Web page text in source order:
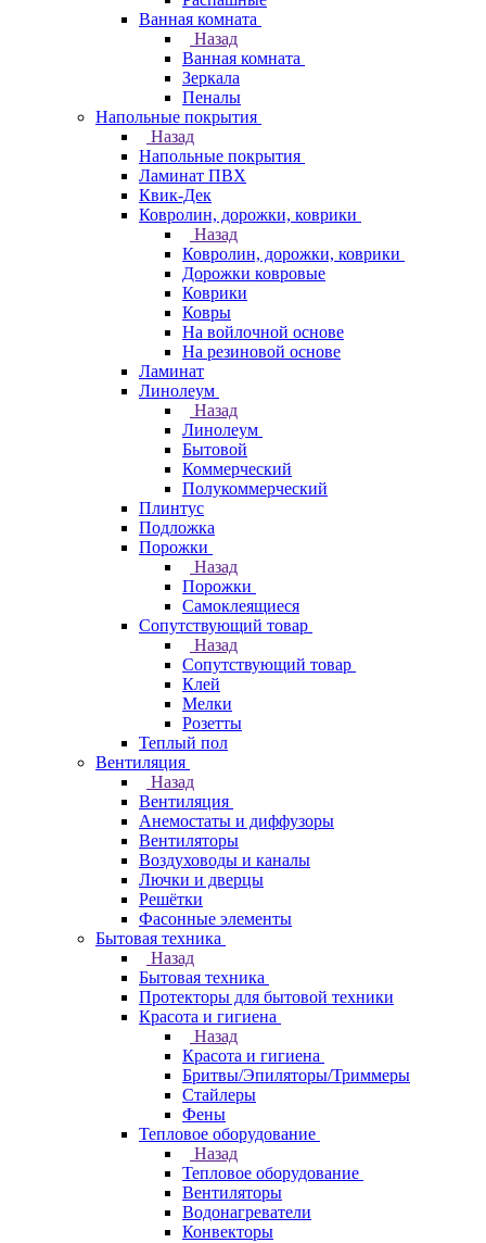
Ванная комната
Назад
Ванная комната
Зеркала
Пеналы
Напольные покрытия
Назад
Напольные покрытия
Ламинат ПВХ
Квик-Дек
Ковролин, дорожки, коврики
Назад
Ковролин, дорожки, коврики
Дорожки ковровые
Коврики
Ковры
На войлочной основе
На резиновой основе
Ламинат
Линолеум
Назад
Линолеум
Бытовой
Коммерческий
Полукоммерческий
Плинтус
Подложка
Порожки
Назад
Порожки
Самоклеящиеся
Сопутствующий товар
Назад
Сопутствующий товар
Клей
Мелки
Розетты
Теплый пол
Вентиляция
Назад
Вентиляция
Анемостаты и диффузоры
Вентиляторы
Воздуховоды и каналы
Лючки и дверцы
Решётки
Фасонные элементы
Бытовая техника
Назад
Бытовая техника
Протекторы для бытовой техники
Красота и гигиена
Назад
Красота и гигиена
Бритвы/Эпиляторы/Триммеры
Стайлеры
Фены
Тепловое оборудование
Назад
Тепловое оборудование
Вентиляторы
Водонагреватели
Конвекторы